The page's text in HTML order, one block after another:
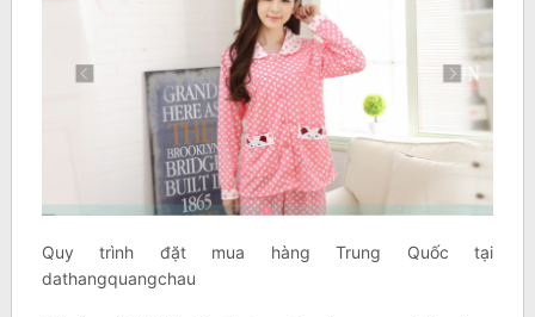
Quy trình đặt mua hàng Trung Quốc tại
dathangquangchau